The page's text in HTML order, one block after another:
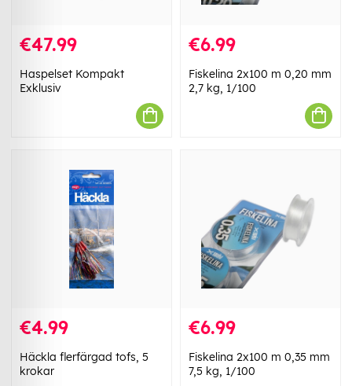
€47.99
Haspelset Kompakt
Exklusiv
€6.99
Fiskelina 2x100 m 0,20 mm
2,7 kg, 1/100
€4.99
Häckla flerfärgad tofs, 5
krokar
€6.99
Fiskelina 2x100 m 0,35 mm
7,5 kg, 1/100